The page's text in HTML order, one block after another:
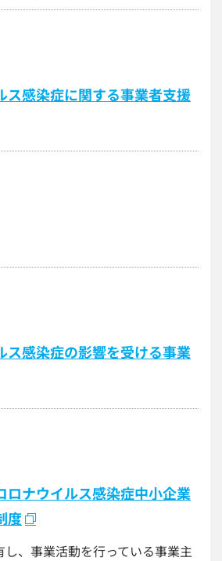
ス感染症に関する事業者支援
ス感染症の影響を受ける事業
ロナウイルス感染症中小企業
度
、事業活動を行っている事業主